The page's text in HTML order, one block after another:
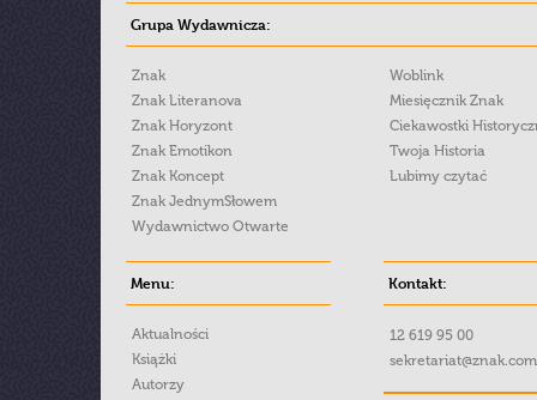
Grupa Wydawnicza:
Znak
Znak Literanova
Znak Horyzont
Znak Emotikon
Znak Koncept
Znak JednymSłowem
Wydawnictwo Otwarte
Woblink
Miesięcznik Znak
Ciekawostki
Twoja Historia
Lubimy czytać
Menu:
Aktualności
Książki
Autorzy
Kontakt:
12 619 95 00